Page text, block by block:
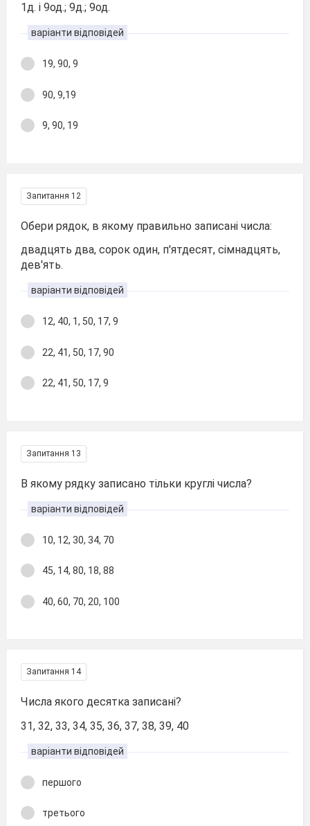
1д. і 9од.; 9д.; 9од.
варіанти відповідей
19, 90, 9
90, 9,19
9, 90, 19
Запитання 12
Обери рядок, в якому правильно записані числа:
двадцять два, сорок один, п'ятдесят, сімнадцять,
дев'ять.
варіанти відповідей
12, 40, 1, 50, 17, 9
22, 41, 50, 17, 90
22, 41, 50, 17, 9
Запитання 13
В якому рядку записано тільки круглі числа?
варіанти відповідей
10, 12, 30, 34, 70
45, 14, 80, 18, 88
40, 60, 70, 20, 100
Запитання 14
Числа якого десятка записані?
31, 32, 33, 34, 35, 36, 37, 38, 39, 40
варіанти відповідей
першого
третього